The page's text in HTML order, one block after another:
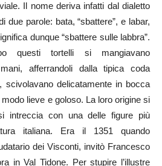
Il nome deriva infatti dal dialetto
due parole: bata, “sbattere”, e labar,
dunque “sbattere sulle labbra”.
questi tortelli si mangiavano
afferrandoli dalla tipica coda
scivolavano delicatamente in bocca
modo lieve e goloso. La loro origine si
intreccia con una delle figure più
italiana. Era il 1351 quando
dei Visconti, invitò Francesco
in Val Tidone. Per stupire l’illustre